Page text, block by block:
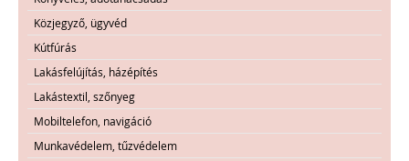
Közjegyző, ügyvéd
Kútfúrás
Lakásfelújítás, házépítés
Lakástextil, szőnyeg
Mobiltelefon, navigáció
Munkavédelem, tűzvédelem